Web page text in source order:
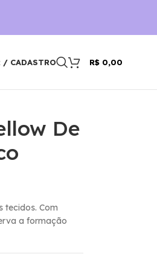
/ CADASTRO R$0,00
De
tecidos. Com
a formação